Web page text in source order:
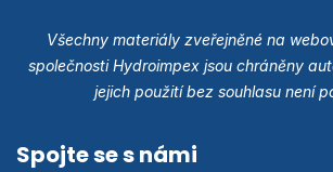
Všechny materiály zveřejněné na
společnosti Hydroimpex jsou chráněny
jejich použití bez souhlasu není
Spojte se s námi